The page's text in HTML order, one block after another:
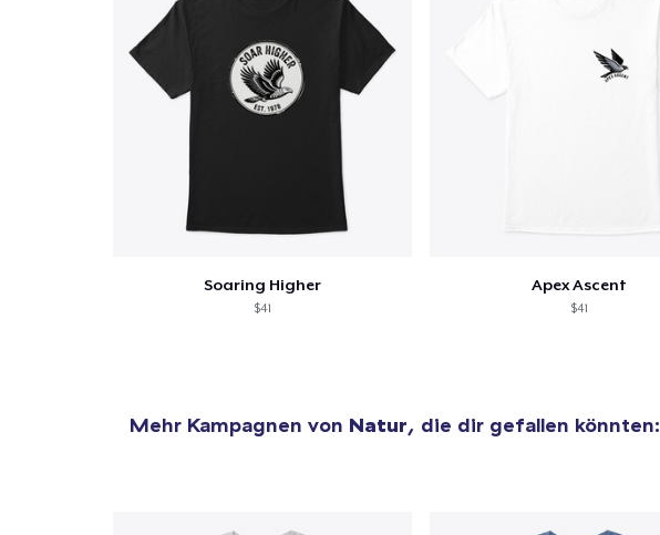
Soaring Higher
$41
Apex Ascent
$41
Mehr Kampagnen von Natur, die dir gefallen könnten: